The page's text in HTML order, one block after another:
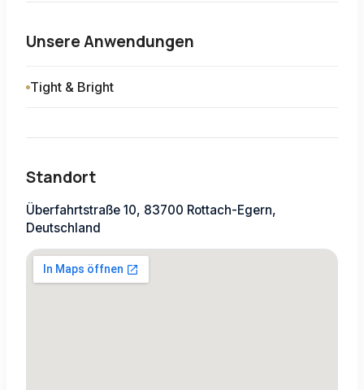
Unsere Anwendungen
Tight & Bright
Standort
Überfahrtstraße 10, 83700 Rottach-Egern,
Deutschland